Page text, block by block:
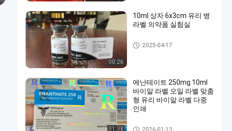
00:26
10ml 상자 6x3cm 유리 병
라벨 의약품 실험실
유리제 작은 유리병 상표
2025-04-17
01:38
에난테이트 250mg 10ml
바이알 라벨 오일 라벨 맞춤
형 유리 바이알 라벨 다중
인쇄
유리제 작은 유리병 상표
2026-01-13